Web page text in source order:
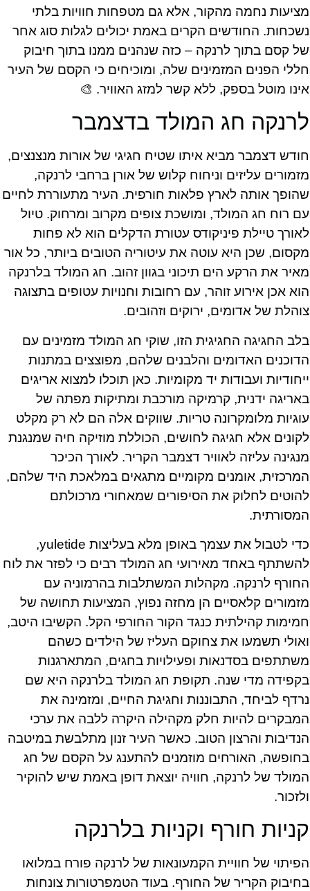
מציעות נחמה מהקור, אלא גם מטפחות חוויות בלתי
נשכחות. החודשים הקרים באמת יכולים לגלות סוג אחר
של קסם בתוך לרנקה – כזה שנהנים ממנו בתוך חיבוק
חללי הפנים המזמינים שלה, ומוכיחים כי הקסם של העיר
אינו מוטל בספק, ללא קשר למזג האוויר. 🎨
לרנקה חג המולד בדצמבר
חודש דצמבר מביא איתו שטיח חגיגי של אורות מנצנצים,
מזמורים עליזים וניחוח קלוש של אורן ברחבי לרנקה,
שהופך אותה לארץ פלאות חורפית. העיר מתעוררת לחיים
עם רוח חג המולד, ומושכת צופים מקרוב ומרחוק. טיול
לאורך טיילת פיניקודס עטורת הדקלים הוא לא פחות
מקסום, שכן היא עוטה את עיטוריה הטובים ביותר, כל אור
מאיר את הרקע הים תיכוני בגוון זהוב. חג המולד בלרנקה
הוא אכן אירוע זוהר, עם רחובות וחנויות עטופים בתצוגה
צוהלת של אדומים, ירוקים וזהובים.
בלב החגיגה החגיגית הזו, שוקי חג המולד מזמינים עם
הדוכנים האדומים והלבנים שלהם, מפוצצים במתנות
ייחודיות ועבודות יד מקומיות. כאן תוכלו למצוא אריגים
באריגה ידנית, קרמיקה מורכבת ומתיקות מפתה של
עוגיות מלומקרונה טריות. שווקים אלה הם לא רק מקלט
לקונים אלא חגיגה לחושים, הכוללת מוזיקה חיה שמנגנת
מנגינה עליזה לאוויר דצמבר הקריר. לאורך הכיכר
המרכזית, אומנים מקומיים מתגאים במלאכת היד שלהם,
להוטים לחלוק את הסיפורים שמאחורי מרכולתם
המסורתית.
כדי לטבול את עצמך באופן מלא בעליצות yuletide,
להשתתף באחד מאירועי חג המולד רבים כי לפזר את לוח
החורף לרנקה. מקהלות המשתלבות בהרמוניה עם
מזמורים קלאסיים הן מחזה נפוץ, המציעות תחושה של
חמימות קהילתית כנגד הקור החורפי הקל. הקשיבו היטב,
ואולי תשמעו את צחוקם העליז של הילדים כשהם
משתתפים בסדנאות ופעילויות בחגים, המתארגנות
בקפידה מדי שנה. תקופת חג המולד בלרנקה היא שם
נרדף לביחד, התבוננות וחגיגת החיים, ומזמינה את
המבקרים להיות חלק מקהילה היקרה ללבה את ערכי
הנדיבות והרצון הטוב. כאשר העיר זנון מתלבשת במיטבה
בחופשה, האורחים מוזמנים להתענג על הקסם של חג
המולד של לרנקה, חוויה יוצאת דופן באמת שיש להוקיר
ולזכור.
קניות חורף וקניות בלרנקה
הפיתוי של חוויית הקמעונאות של לרנקה פורח במלואו
בחיבוק הקריר של החורף. בעוד הטמפרטורות צונחות